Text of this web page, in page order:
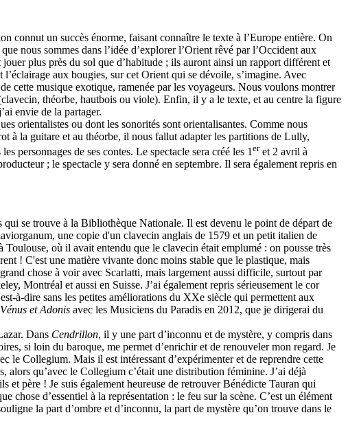
connut un succès énorme, faisant connaître le texte à l’Europe entière. On
nous sommes dans l’idée d’explorer l’Orient rêvé par l’Occident aux
plus près du sol que d’habitude ; ils auront ainsi un rapport différent et
aux bougies, sur cet Orient qui se dévoile, s’imagine. Avec
cette musique exotique, ramenée par les voyageurs. Nous voulons montrer
théorbe, hautbois ou viole). Enfin, il y a le texte, et au centre la figure
envie de la partager.
orientalistes ou dont les sonorités sont orientalisantes. Comme nous
à la guitare et au théorbe, il nous fallut adapter les partitions de Lully,
personnages de ses contes. Le spectacle sera créé les 1eret 2 avril à
; le spectacle y sera donné en septembre. Il sera également repris en
se trouve à la Bibliothèque Nationale. Il est devenu le point de départ de
une copie d'un clavecin anglais de 1579 et un petit italien de
Toulouse, où il avait entendu que le clavecin était emplumé : on pousse très
! C'est une matière vivante donc moins stable que le plastique, mais
chose à voir avec Scarlatti, mais largement aussi difficile, surtout par
Montréal et aussi en Suisse. J’ai également repris sérieusement le cor
à-dire sans les petites améliorations du XXe siècle qui permettent aux
Vénus et Adonis avec les Musiciens du Paradis en 2012, que je dirigerai du
Dans Cendrillon, il y une part d’inconnu et de mystère, y compris dans
si loin du baroque, me permet d’enrichir et de renouveler mon regard. Je
le Collegium. Mais il est intéressant d’expérimenter et de reprendre cette
alors qu’avec le Collegium c’était une distribution féminine. J’ai déjà
et père ! Je suis également heureuse de retrouver Bénédicte Tauran qui
d’essentiel à la représentation : le feu sur la scène. C’est un élément
la part d’ombre et d’inconnu, la part de mystère qu’on trouve dans le